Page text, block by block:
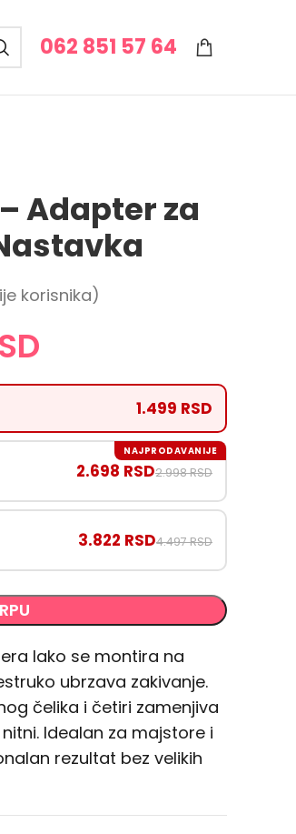
062 851 57 64
Adapter za
korisnika)
1.499 RSD
2.698 RSD2.998 RSD
NAJPRODAVANIJE
3.822 RSD4.497 RSD
lako se montira na
ubrzava zakivanje.
čelika i četiri zamenjiva
Idealan za majstore i
rezultat bez velikih